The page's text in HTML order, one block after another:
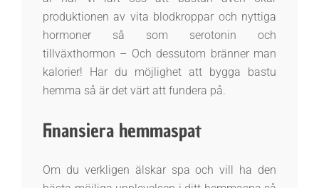
produktionen av vita blodkroppar och nyttiga
hormoner så som serotonin och
tillväxthormon – Och dessutom bränner man
kalorier! Har du möjlighet att bygga bastu
hemma så är det värt att fundera på.
Finansiera hemmaspat
Om du verkligen älskar spa och vill ha den